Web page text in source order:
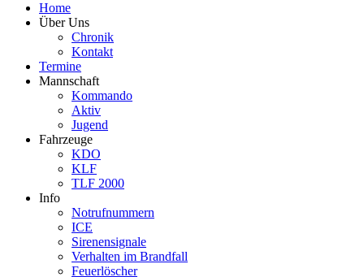
Home
Über Uns
Chronik
Kontakt
Termine
Mannschaft
Kommando
Aktiv
Jugend
Fahrzeuge
KDO
KLF
TLF 2000
Info
Notrufnummern
ICE
Sirenensignale
Verhalten im Brandfall
Feuerlöscher